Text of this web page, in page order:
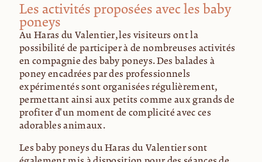
Les activités proposées avec les baby
poneys
Au Haras du Valentier, les visiteurs ont la
possibilité de participer à de nombreuses activités
en compagnie des baby poneys. Des balades à
poney encadrées par des professionnels
expérimentés sont organisées régulièrement,
permettant ainsi aux petits comme aux grands de
profiter d'un moment de complicité avec ces
adorables animaux.
Les baby poneys du Haras du Valentier sont